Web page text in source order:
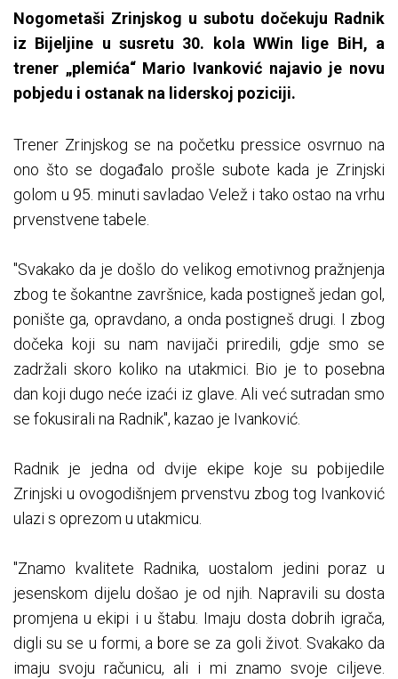
Nogometaši Zrinjskog u subotu dočekuju Radnik
iz Bijeljine u susretu 30. kola WWin lige BiH, a
trener „plemića“ Mario Ivanković najavio je novu
pobjedu i ostanak na liderskoj poziciji.
Trener Zrinjskog se na početku pressice osvrnuo na
ono što se događalo prošle subote kada je Zrinjski
golom u 95. minuti savladao Velež i tako ostao na vrhu
prvenstvene tabele.
"Svakako da je došlo do velikog emotivnog pražnjenja
zbog te šokantne završnice, kada postigneš jedan gol,
ponište ga, opravdano, a onda postigneš drugi. I zbog
dočeka koji su nam navijači priredili, gdje smo se
zadržali skoro koliko na utakmici. Bio je to posebna
dan koji dugo neće izaći iz glave. Ali već sutradan smo
se fokusirali na Radnik", kazao je Ivanković.
Radnik je jedna od dvije ekipe koje su pobijedile
Zrinjski u ovogodišnjem prvenstvu zbog tog Ivanković
ulazi s oprezom u utakmicu.
"Znamo kvalitete Radnika, uostalom jedini poraz u
jesenskom dijelu došao je od njih. Napravili su dosta
promjena u ekipi i u štabu. Imaju dosta dobrih igrača,
digli su se u formi, a bore se za goli život. Svakako da
imaju svoju računicu, ali i mi znamo svoje ciljeve.